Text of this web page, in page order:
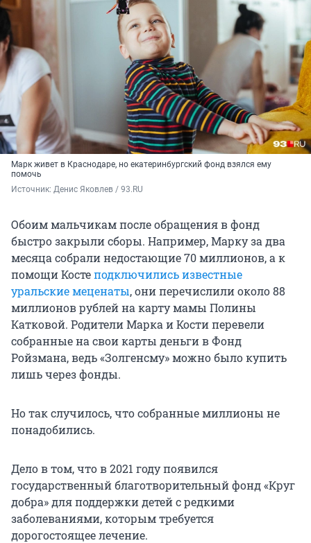
Марк живет в Краснодаре, но екатеринбургский фонд взялся ему
помочь
Источник: Денис Яковлев / 93.RU
Обоим мальчикам после обращения в фонд
быстро закрыли сборы. Например, Марку за два
месяца собрали недостающие 70 миллионов, а к
помощи Костеподключились известные
уральские меценаты, они перечислили около 88
миллионов рублей на карту мамы Полины
Катковой. Родители Марка и Кости перевели
собранные на свои карты деньги в Фонд
Ройзмана, ведь «Золгенсму» можно было купить
лишь через фонды.
Но так случилось, что собранные миллионы не
понадобились.
Дело в том, что в 2021 году появился
государственный благотворительный фонд «Круг
добра» для поддержки детей с редкими
заболеваниями, которым требуется
дорогостоящее лечение.